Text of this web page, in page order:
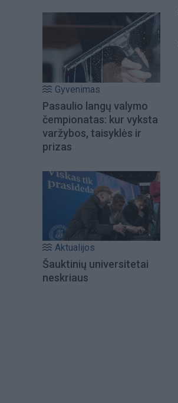
Gyvenimas
Pasaulio langų valymo
čempionatas: kur vyksta
varžybos, taisyklės ir
prizas
Aktualijos
Šauktinių universitetai
neskriaus